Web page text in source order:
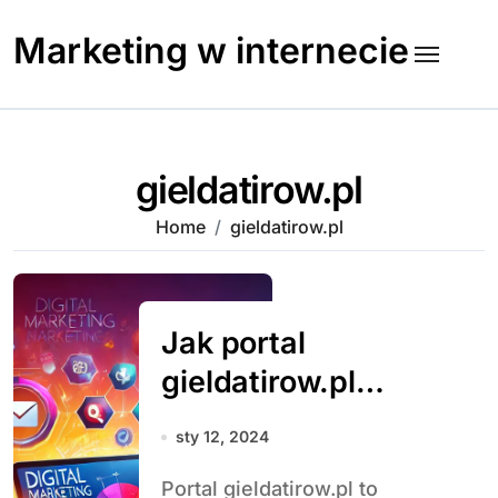
content
Marketing w internecie
gieldatirow.pl
Home gieldatirow.pl
Jak portal
gieldatirow.pl
wspiera branżę
sty 12, 2024
Portal gieldatirow.pl to